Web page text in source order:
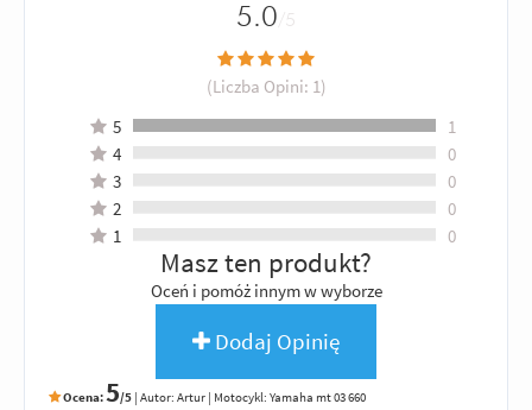
5.0 /5
(Liczba Opini: 1)
5
1
4
0
3
0
2
0
1
0
Masz ten produkt?
Oceń i pomóż innym w wyborze
Dodaj Opinię
Ocena:5/5 | Autor: Artur | Motocykl: Yamaha mt 03 660